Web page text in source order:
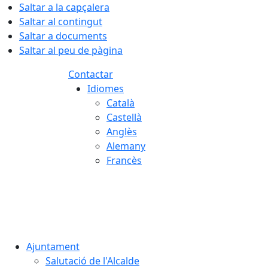
Saltar a la capçalera
Saltar al contingut
Saltar a documents
Saltar al peu de pàgina
Contactar
Idiomes
Català
Castellà
Anglès
Alemany
Francès
Ajuntament
Salutació de l'Alcalde